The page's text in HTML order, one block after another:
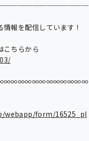
報を配信しています！
webapp/form/16525_pl